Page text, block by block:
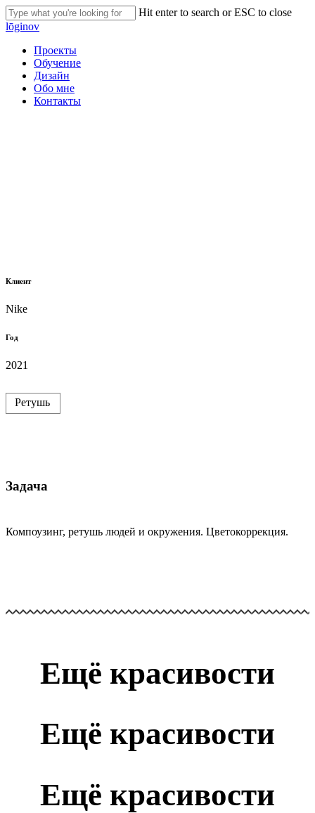
Skip
to
main
content
Hit enter to search or ESC to close
Close
lōginov
Menu
Проекты
Обучение
Дизайн
Обо мне
Контакты
Клиент
Nike
Год
2021
Ретушь
Задача
Компоузинг, ретушь людей и окружения. Цветокоррекция.
Ещё красивости
Ещё красивости
Ещё красивости